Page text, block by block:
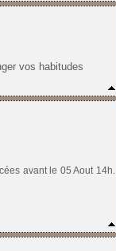
vos habitudes
avant le 05 Aout 14h.